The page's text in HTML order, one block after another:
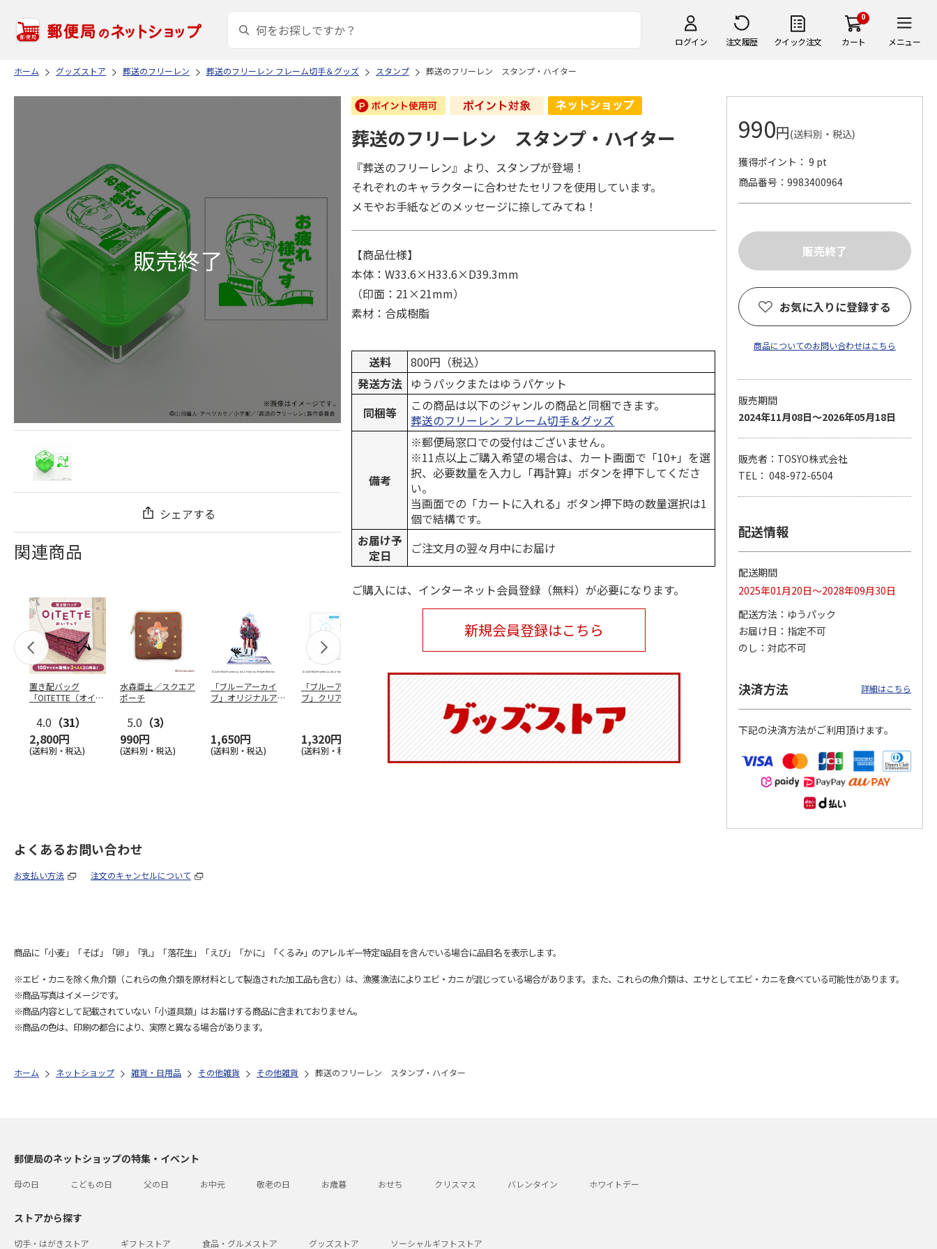
ログイン 注文履歴 クイック注文
0
カート メニュー
ホーム グッズストア 葬送のフリーレン 葬送のフリーレン フレーム切手＆グッズ スタンプ 葬送のフリーレン スタンプ・ハイター
シェアする
関連商品
置き配バッグ
「OITETTE（オイテ
4.0 （31）
2,800円
(送料別・税込)
水森亜土／スクエア
ポーチ
5.0 （3）
990円
(送料別・税込)
「ブルーアーカイ
ブ」オリジナルアク
1,650円
(送料別・税込)
「ブルーアーカイ
ブ」クリアファイル
1,320円
(送料別・税込)
アニメ『ジョジョの
奇妙な冒険 黄金の
風』チョコラータと
1,969円
(送料別・税込)
水森亜土／ステッカ
ーセット
600円
(送料別・税込)
リラックマ／マルチ
ケース
5.0（6）
1,100円
(送料別・税込)
令和八年七月場所
優勝力士純金製小判
605,000円
(送料・税込)
リラックマ／クリア
ファイル３点セット
750円
(送料別・税込)
「犬夜叉」アクリル
ジオラマスタンド
（殺生丸）
5.0 （4）
3,300円
(送料別・税込)
葬送のフリーレン スタンプ・ハイター
『葬送のフリーレン』より、スタンプが登場！
それぞれのキャラクターに合わせたセリフを使用しています。
メモやお手紙などのメッセージに捺してみてね！
【商品仕様】
本体：W33.6×H33.6×D39.3mm
（印面：21×21mm）
素材：合成樹脂
送料
800円（税込）
発送方法 ゆうパックまたはゆうパケット
同梱等
この商品は以下のジャンルの商品と同梱できます。
葬送のフリーレン フレーム切手＆グッズ
備考
※郵便局窓口での受付はございません。
※11点以上ご購入希望の場合は、カート画面で「10+」を選
択、必要数量を入力し「再計算」ボタンを押下してくださ
い。
当画面での「カートに入れる」ボタン押下時の数量選択は1
個で結構です。
お届け予
定日
ご注文月の翌々月中にお届け
ご購入には、インターネット会員登録（無料）が必要になります。
新規会員登録はこちら
990円(送料別・税込)
獲得ポイント： 9 pt
商品番号
9983400964
お気に入りに登録する
商品についてのお問い合わせはこちら
販売期間
2024年11月08日～2026年05月18日
販売者：TOSYO株式会社
TEL： 048-972-6504
配送情報
配送期間
2025年01月20日～2028年09月30日
配送方法
ゆうパック
お届け日
指定不可
のし
対応不可
決済方法 詳細はこちら
下記の決済方法がご利用頂けます。
よくあるお問い合わせ
お支払い方法 注文のキャンセルについて
商品に「小麦」「そば」「卵」「乳」「落花生」「えび」「かに」「くるみ」のアレルギー特定8品目を含んでいる場合に品目名を表示します。
※エビ・カニを除く魚介類（これらの魚介類を原材料として製造された加工品も含む）は、漁獲漁法によりエビ・カニが混じっている場合があります。また、これらの魚介類は、エサとしてエビ・カニを食べている可能性があります。
※商品写真はイメージです。
※商品内容として記載されていない「小道具類」はお届けする商品に含まれておりません。
※商品の色は、印刷の都合により、実際と異なる場合があります。
ホーム ネットショップ 雑貨・日用品 その他雑貨 その他雑貨 葬送のフリーレン スタンプ・ハイター
郵便局のネットショップの特集・イベント
母の日 こどもの日 父の日 お中元 敬老の日 お歳暮 おせち クリスマス バレンタイン ホワイトデー
ストアから探す
切手・はがきストア ギフトストア 食品・グルメストア グッズストア ソーシャルギフトストア